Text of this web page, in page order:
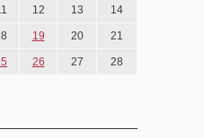
12 13 14
19 20 21
26 27 28